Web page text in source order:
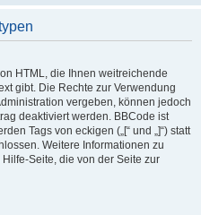
HTML, die Ihnen weitreichende
gibt. Die Rechte zur Verwendung
vergeben, können jedoch
deaktiviert werden. BBCode ist
Tags von eckigen („[“ und „]“) statt
Weitere Informationen zu
Seite, die von der Seite zur